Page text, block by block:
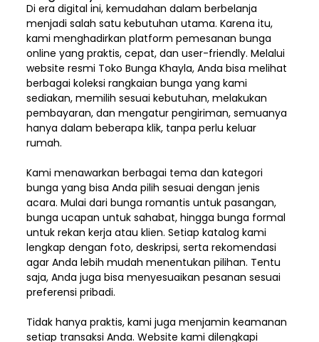
Di era digital ini, kemudahan dalam berbelanja
menjadi salah satu kebutuhan utama. Karena itu,
kami menghadirkan platform pemesanan bunga
online yang praktis, cepat, dan user-friendly. Melalui
website resmi Toko Bunga Khayla, Anda bisa melihat
berbagai koleksi rangkaian bunga yang kami
sediakan, memilih sesuai kebutuhan, melakukan
pembayaran, dan mengatur pengiriman,semuanya
hanya dalam beberapa klik, tanpa perlu keluar
rumah.
Kami menawarkan berbagai tema dan kategori
bunga yang bisa Anda pilih sesuai dengan jenis
acara. Mulai dari bunga romantis untuk pasangan,
bunga ucapan untuk sahabat, hingga bunga formal
untuk rekan kerja atau klien. Setiap katalog kami
lengkap dengan foto, deskripsi, serta rekomendasi
agar Anda lebih mudah menentukan pilihan. Tentu
saja, Anda juga bisa menyesuaikan pesanan sesuai
preferensi pribadi.
Tidak hanya praktis, kami juga menjamin keamanan
setiap transaksi Anda. Website kami dilengkapi